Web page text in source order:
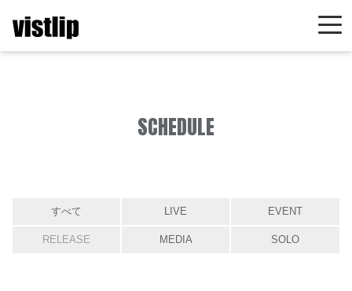
SCHEDULE
すべて LIVE EVENT
RELEASE MEDIA SOLO